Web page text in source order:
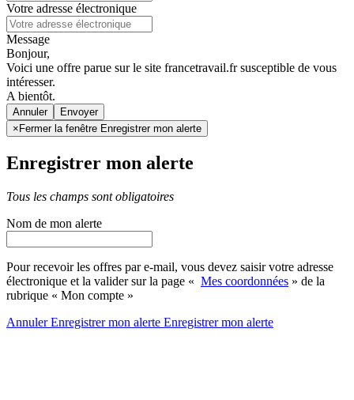
Votre adresse électronique
Message
Bonjour,
Voici une offre parue sur le site francetravail.fr susceptible de vous
intéresser.
A bientôt.
Annuler
× Fermer la fenêtre Enregistrer mon alerte
Enregistrer mon alerte
Tous les champs sont obligatoires
Nom de mon alerte
Pour recevoir les offres par e-mail, vous devez saisir votre adresse
électronique et la valider sur la page « Mes coordonnées » de la
rubrique « Mon compte »
AnnulerEnregistrer mon alerte Enregistrermon alerte